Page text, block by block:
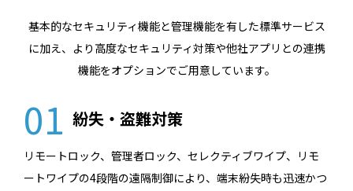
基本的なセキュリティ機能と管理機能を有した標準サービス
に加え、より高度なセキュリティ対策や他社アプリとの連携
機能をオプションでご用意しています。
01 紛失・盗難対策
リモートロック、管理者ロック、セレクティブワイプ、リモ
ートワイプの4段階の遠隔制御により、端末紛失時も迅速かつ